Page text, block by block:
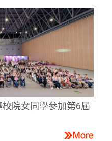
院女同學參加第6屆